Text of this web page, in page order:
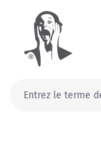
principal